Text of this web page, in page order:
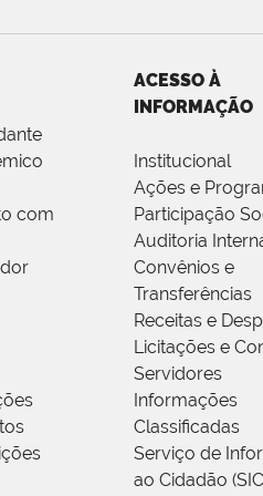
com
ACESSO À
INFORMAÇÃO
Institucional
Ações e
Participação
Auditoria
Convênios e
Transferências
Receitas e
Licitações e
Servidores
Informações
Classificadas
Serviço de
ao Cidadão